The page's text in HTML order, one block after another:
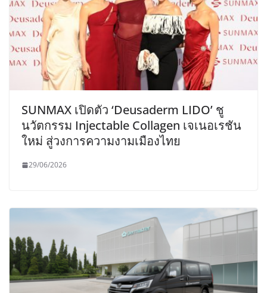
SUNMAX เปิดตัว ‘Deusaderm LIDO’ ชู
นวัตกรรม Injectable Collagen เจเนอเรชัน
ใหม่ สู่วงการความงามเมืองไทย
29/06/2026